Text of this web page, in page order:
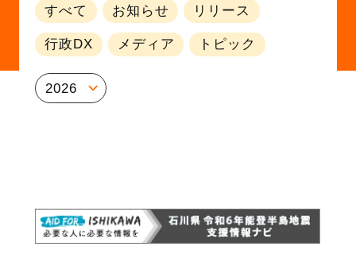
すべて お知らせ リリース
行政DX メディア トピック
2026